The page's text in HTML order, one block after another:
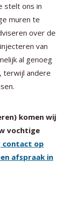
stelt ons in
muren te
over de
van
al genoeg
terwijl andere
komen wij
vochtige
contact op
afspraak in